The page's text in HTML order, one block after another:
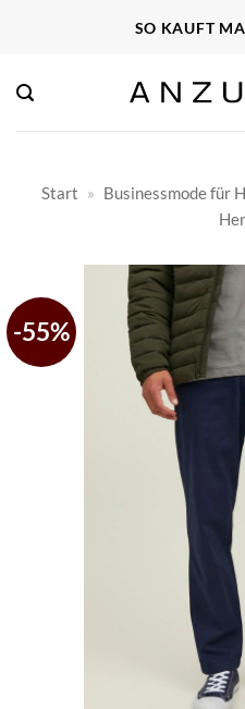
springen
SO KAUFT
Start » Businessmode für
-55%